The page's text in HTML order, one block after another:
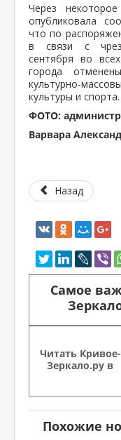
Через
опубликовала
что по
в связи с
сентября во
города
культурно-
культуры и спорта.
ФОТО:
Варвара
Назад
Самое
Читать Кривое-
Зеркало.ру в
Похожие